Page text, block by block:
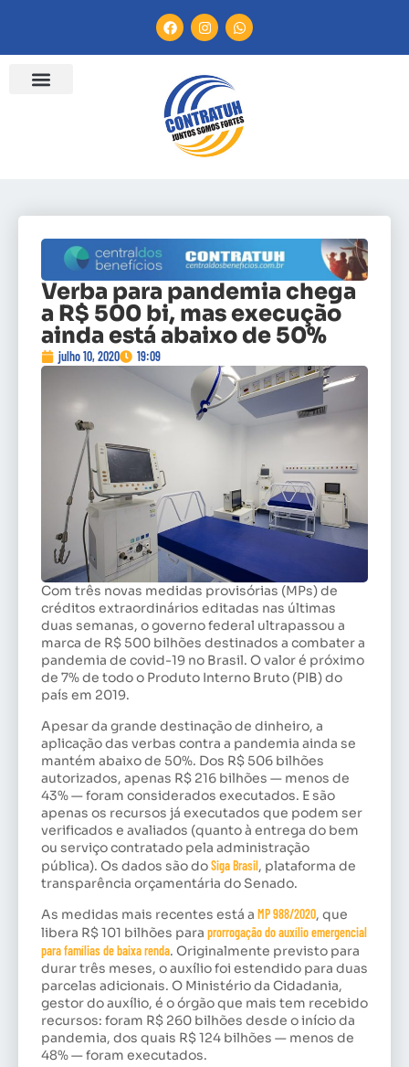
Verba para pandemia chega
a R$ 500 bi, mas execução
ainda está abaixo de 50%
julho 10, 2020 19:09
Com três novas medidas provisórias (MPs) de
créditos extraordinários editadas nas últimas
duas semanas, o governo federal ultrapassou a
marca de R$ 500 bilhões destinados a combater a
pandemia de covid-19 no Brasil. O valor é próximo
de 7% de todo o Produto Interno Bruto (PIB) do
país em 2019.
Apesar da grande destinação de dinheiro, a
aplicação das verbas contra a pandemia ainda se
mantém abaixo de 50%. Dos R$ 506 bilhões
autorizados, apenas R$ 216 bilhões — menos de
43% — foram considerados executados. E são
apenas os recursos já executados que podem ser
verificados e avaliados (quanto à entrega do bem
ou serviço contratado pela administração
pública). Os dados são doSiga Brasil, plataforma de
transparência orçamentária do Senado.
As medidas mais recentes está a MP 988/2020, que
libera R$ 101 bilhões para prorrogação do auxílio emergencial
para famílias de baixa renda. Originalmente previsto para
durar três meses, o auxílio foi estendido para duas
parcelas adicionais. O Ministério da Cidadania,
gestor do auxílio, é o órgão que mais tem recebido
recursos: foram R$ 260 bilhões desde o início da
pandemia, dos quais R$ 124 bilhões — menos de
48% — foram executados.